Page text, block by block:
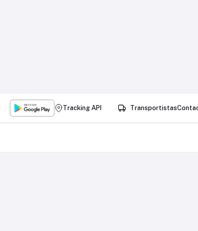
Tracking API Transportistas